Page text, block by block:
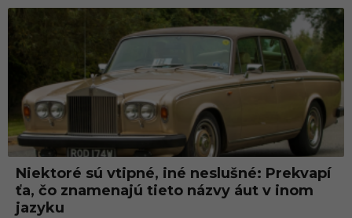
Niektoré sú vtipné, iné neslušné: Prekvapí
ťa, čo znamenajú tieto názvy áut v inom
jazyku